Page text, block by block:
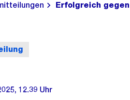
Erfolgreich
12.39 Uhr